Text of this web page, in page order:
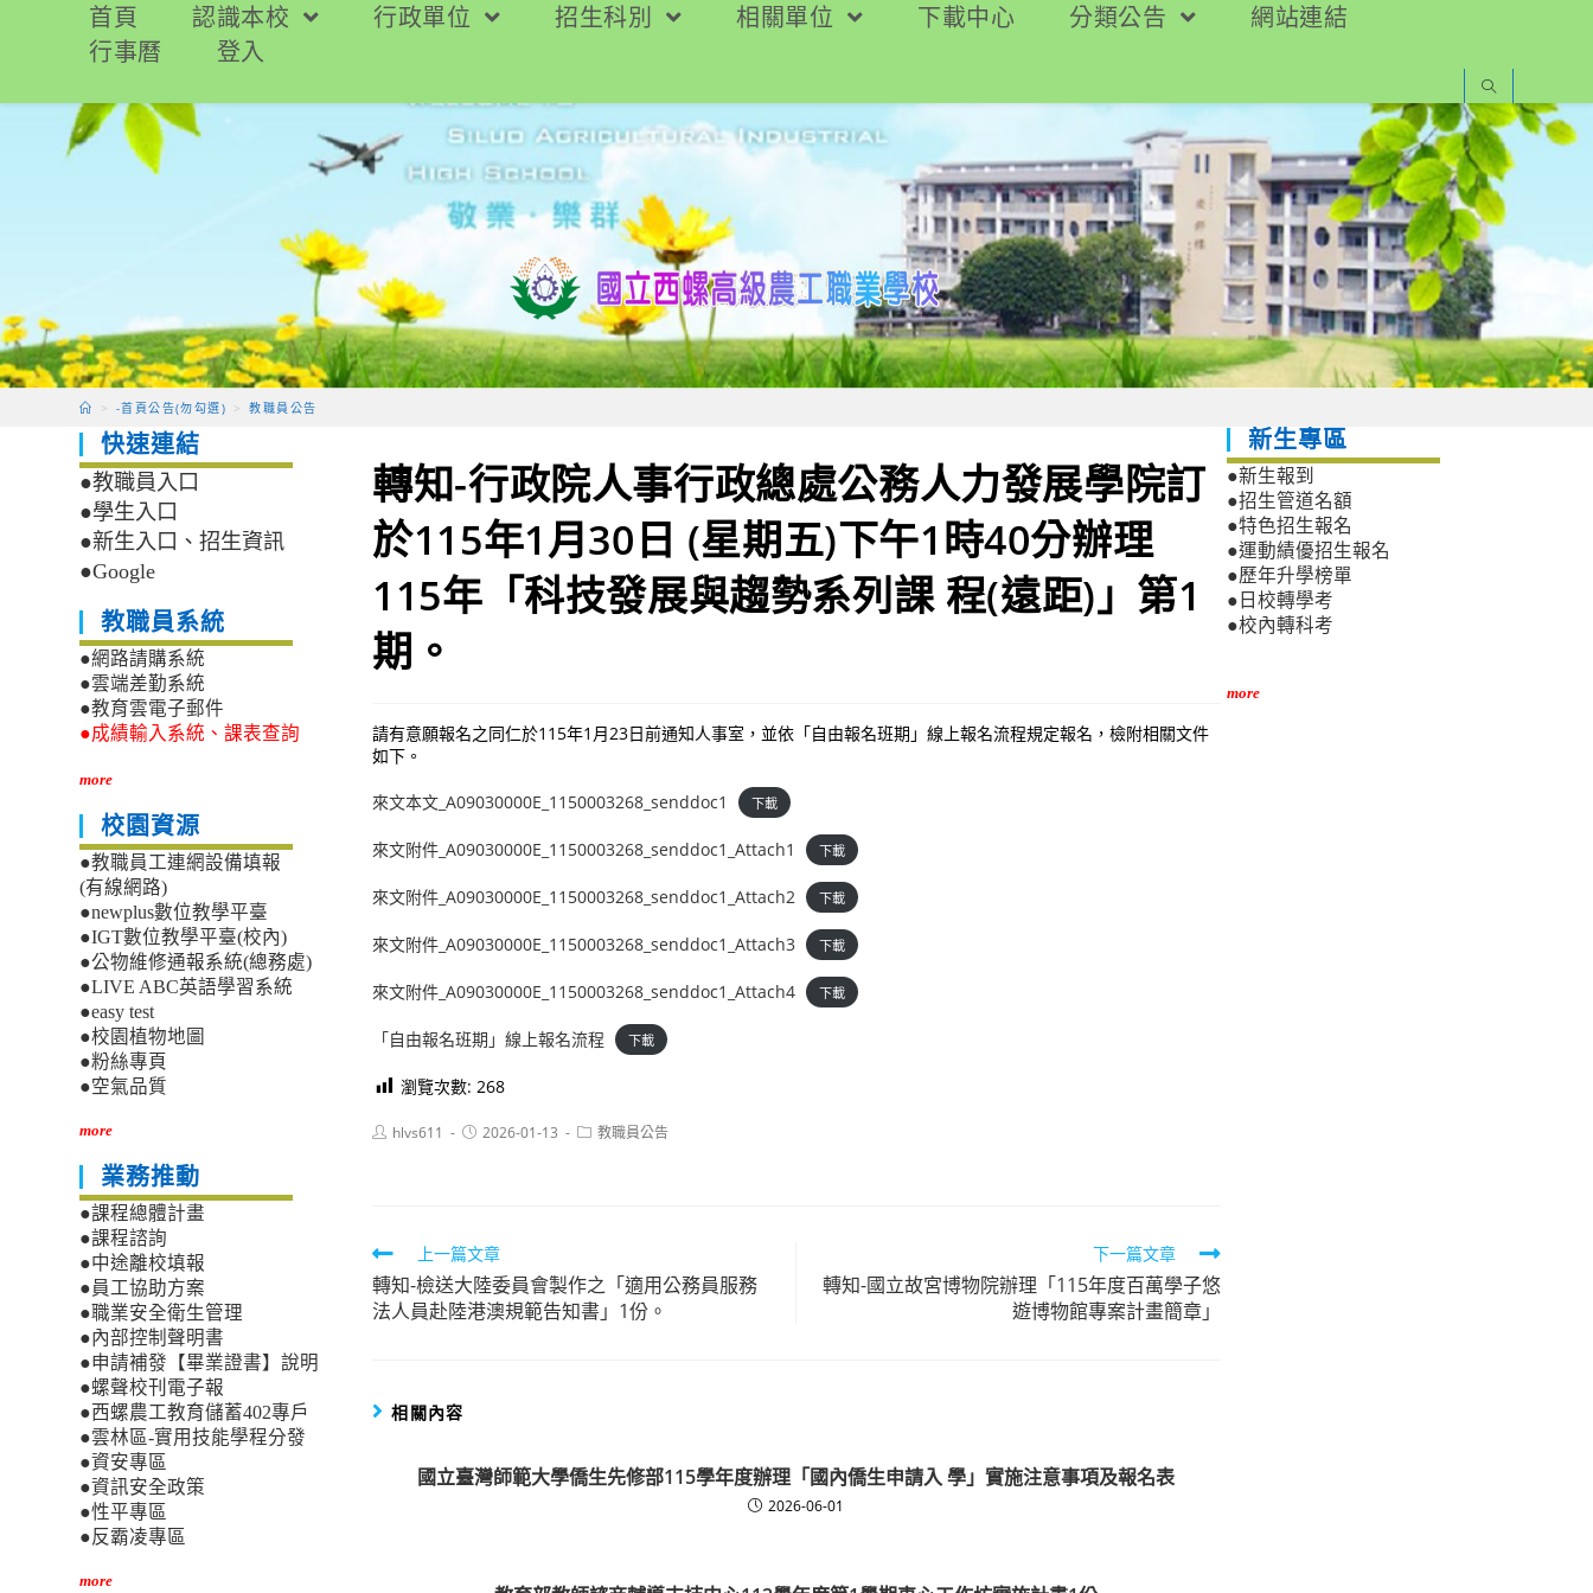
要
首頁 認識本校 行政單位 招生科別 相關單位 下載中心 分類公告
網站連結
行事曆
登入
> -首頁公告(勿勾選) > 教職員公告
轉知-行政院人事行政總處公務人力發展學院訂
於115年1月30日 (星期五)下午1時40分辦理
115年「科技發展與趨勢系列課 程(遠距)」第1
期。
請有意願報名之同仁於115年1月23日前通知人事室，並依「自由報名班期」線上報名流程規定報名，檢附相關文件
如下。
來文本文_A09030000E_1150003268_senddoc1 下載
來文附件_A09030000E_1150003268_senddoc1_Attach1 下載
來文附件_A09030000E_1150003268_senddoc1_Attach2 下載
來文附件_A09030000E_1150003268_senddoc1_Attach3 下載
來文附件_A09030000E_1150003268_senddoc1_Attach4 下載
「自由報名班期」線上報名流程 下載
瀏覽次數: 268
Posthlvs611
Post2026-01-13
Post教職員公告
Read
more
articles
上一篇文章
轉知-檢送大陸委員會製作之「適用公務員服務
法人員赴陸港澳規範告知書」1份。
下一篇文章
轉知-國立故宮博物院辦理「115年度百萬學子悠
遊博物館專案計畫簡章」
相關內容
國立臺灣師範大學僑生先修部115學年度辦理「國內僑生申請入 學」實施注意事項及報名表
2026-06-01
快速連結
●教職員入口
●學生入口
●新生入口、招生資訊
●Google
教職員系統
●網路請購系統
●雲端差勤系統
●教育雲電子郵件
●成績輸入系統、課表查詢
more
校園資源
●教職員工連網設備填報
(有線網路)
●newplus數位教學平臺
●IGT數位教學平臺(校內)
●公物維修通報系統(總務處)
●LIVE ABC英語學習系統
●easy test
●校園植物地圖
●粉絲專頁
●空氣品質
more
業務推動
●課程總體計畫
●課程諮詢
●中途離校填報
●員工協助方案
●職業安全衛生管理
●內部控制聲明書
●申請補發【畢業證書】說明
●螺聲校刊電子報
●西螺農工教育儲蓄402專戶
●雲林區-實用技能學程分發
●資安專區
●資訊安全政策
●性平專區
●反霸凌專區
more
新生專區
●新生報到
●招生管道名額
●特色招生報名
●運動績優招生報名
●歷年升學榜單
●日校轉學考
●校內轉科考
more